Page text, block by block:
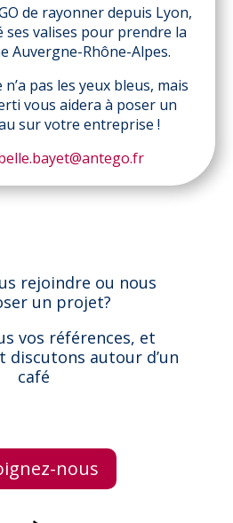
de rayonner depuis Lyon,
ses valises pour prendre la
Auvergne-Rhône-Alpes.
pas les yeux bleus, mais
vous aidera à poser un
sur votre entreprise !
rejoindre ou nous
un projet?
vos références, et
discutons autour d’un
café
nous